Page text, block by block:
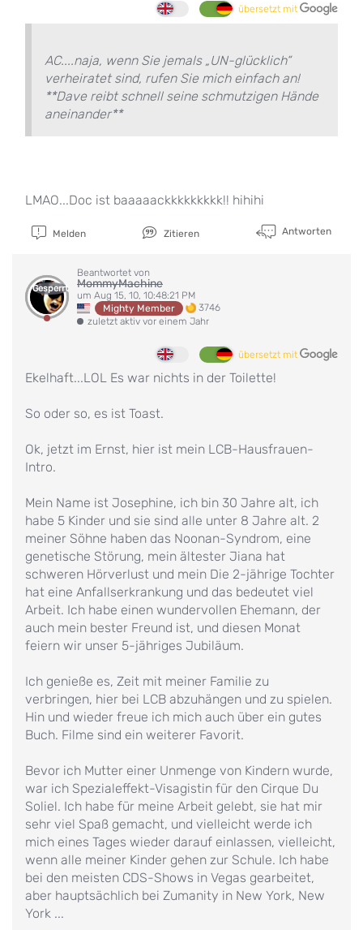
übersetzt mit
AC....naja, wenn Sie jemals „UN-glücklich“
verheiratet sind, rufen Sie mich einfach an!
**Dave reibt schnell seine schmutzigen Hände
aneinander**
LMAO...Doc ist baaaaackkkkkkkkk!! hihihi
Melden Zitieren Antworten
Gesperrt
Beantwortet von
MommyMachine
um Aug 15, 10, 10:48:21 PM
Mighty Member
3746
zuletzt aktiv vor einem Jahr
übersetzt mit
Ekelhaft...LOL Es war nichts in der Toilette!
So oder so, es ist Toast.
Ok, jetzt im Ernst, hier ist mein LCB-Hausfrauen-
Intro.
Mein Name ist Josephine, ich bin 30 Jahre alt, ich
habe 5 Kinder und sie sind alle unter 8 Jahre alt. 2
meiner Söhne haben das Noonan-Syndrom, eine
genetische Störung, mein ältester Jiana hat
schweren Hörverlust und mein Die 2-jährige Tochter
hat eine Anfallserkrankung und das bedeutet viel
Arbeit. Ich habe einen wundervollen Ehemann, der
auch mein bester Freund ist, und diesen Monat
feiern wir unser 5-jähriges Jubiläum.
Ich genieße es, Zeit mit meiner Familie zu
verbringen, hier bei LCB abzuhängen und zu spielen.
Hin und wieder freue ich mich auch über ein gutes
Buch. Filme sind ein weiterer Favorit.
Bevor ich Mutter einer Unmenge von Kindern wurde,
war ich Spezialeffekt-Visagistin für den Cirque Du
Soliel. Ich habe für meine Arbeit gelebt, sie hat mir
sehr viel Spaß gemacht, und vielleicht werde ich
mich eines Tages wieder darauf einlassen, vielleicht,
wenn alle meiner Kinder gehen zur Schule. Ich habe
bei den meisten CDS-Shows in Vegas gearbeitet,
aber hauptsächlich bei Zumanity in New York, New
York ...